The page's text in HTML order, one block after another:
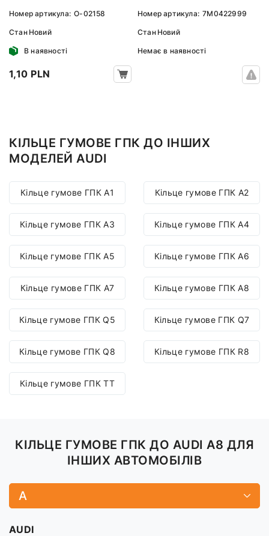
Номер артикула: O-02158
Стан Новий
В наявності
1,10 PLN
Номер артикула: 7M0422999
Стан Новий
Немає в наявності
КІЛЬЦЕ ГУМОВЕ ГПК ДО ІНШИХ
МОДЕЛЕЙ AUDI
Кільце гумове ГПК A1 Кільце гумове ГПК A2
Кільце гумове ГПК A3 Кільце гумове ГПК A4
Кільце гумове ГПК A5 Кільце гумове ГПК A6
Кільце гумове ГПК A7 Кільце гумове ГПК A8
Кільце гумове ГПК Q5 Кільце гумове ГПК Q7
Кільце гумове ГПК Q8 Кільце гумове ГПК R8
Кільце гумове ГПК TT
КІЛЬЦЕ ГУМОВЕ ГПК ДО AUDI A8 ДЛЯ
ІНШИХ АВТОМОБІЛІВ
A
AUDI